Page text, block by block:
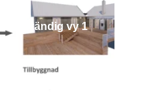
- Utvändig vy 1